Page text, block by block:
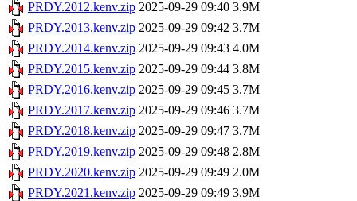
PRDY.2012.kenv.zip 2025-09-29 09:40 3.9M
PRDY.2013.kenv.zip 2025-09-29 09:42 3.7M
PRDY.2014.kenv.zip 2025-09-29 09:43 4.0M
PRDY.2015.kenv.zip 2025-09-29 09:44 3.8M
PRDY.2016.kenv.zip 2025-09-29 09:45 3.7M
PRDY.2017.kenv.zip 2025-09-29 09:46 3.7M
PRDY.2018.kenv.zip 2025-09-29 09:47 3.7M
PRDY.2019.kenv.zip 2025-09-29 09:48 2.8M
PRDY.2020.kenv.zip 2025-09-29 09:49 2.0M
PRDY.2021.kenv.zip 2025-09-29 09:49 3.9M